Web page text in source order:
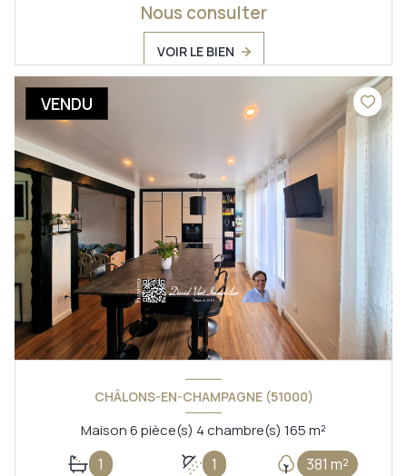
Nous consulter
VOIR LE BIEN
VENDU
CHÂLONS-EN-CHAMPAGNE (51000)
Maison 6 pièce(s) 4 chambre(s) 165 m²
1 1 381 m²